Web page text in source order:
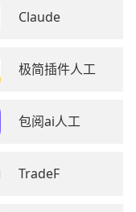
Claude
极简插件人工
包阅ai人工
TradeF